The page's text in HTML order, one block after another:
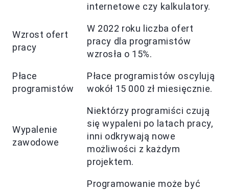
internetowe czy kalkulatory.
Wzrost ofert
pracy
W 2022 roku liczba ofert
pracy dla programistów
wzrosła o 15%.
Płace
programistów
Płace programistów oscylują
wokół 15 000 zł miesięcznie.
Wypalenie
zawodowe
Niektórzy programiści czują
się wypaleni po latach pracy,
inni odkrywają nowe
możliwości z każdym
projektem.
Programowanie może być